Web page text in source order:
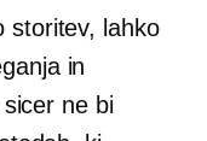
storitev, lahko
in
ne bi